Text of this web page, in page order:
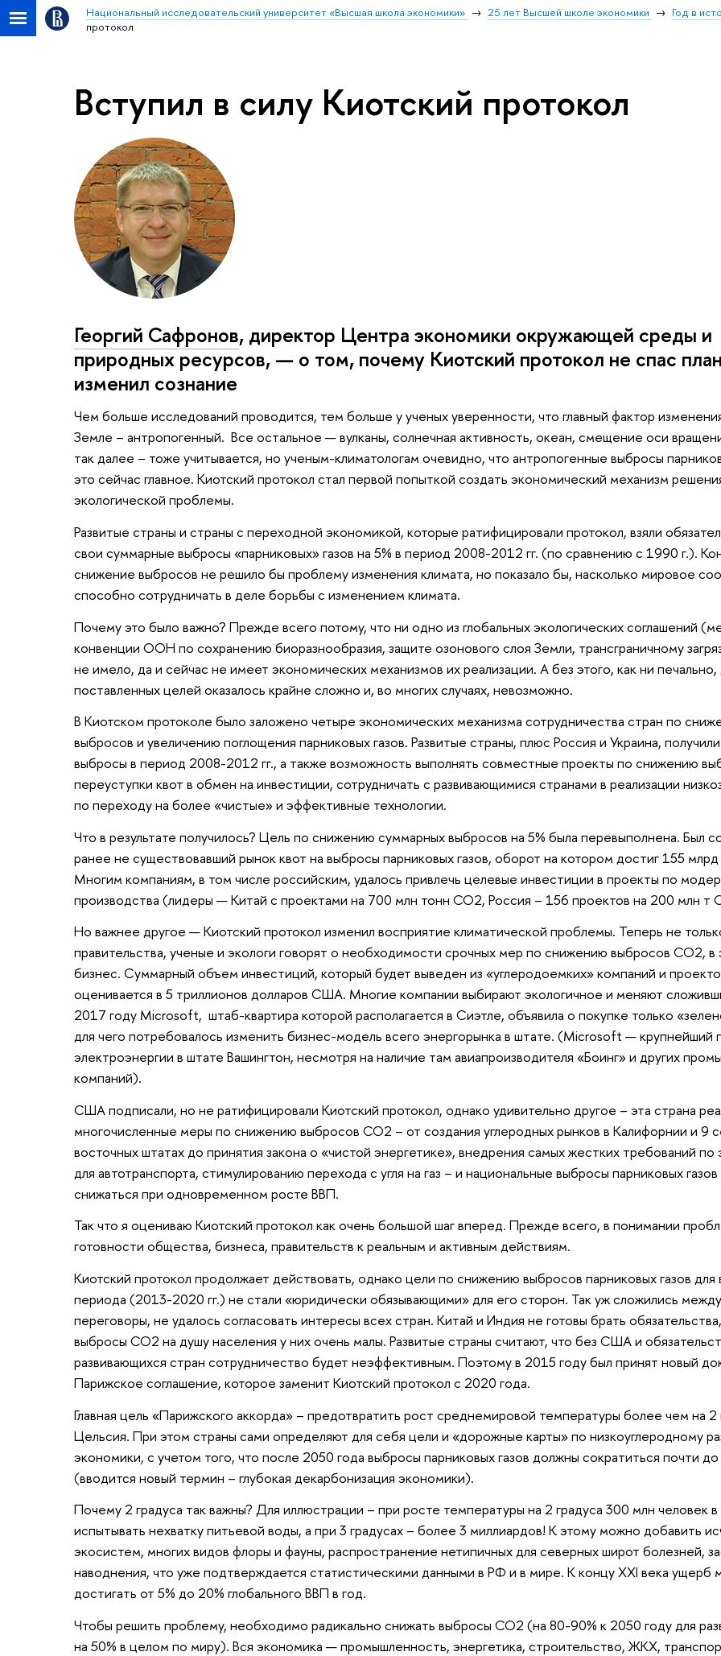
Национальный исследовательский университет «Высшая школа экономики» 25 лет Высшей школе экономики Год в
протокол
Вступил в силу Киотский протокол
Георгий Сафронов, директор Центра экономики окружающей среды и
природных ресурсов, — о том, почему Киотский протокол не спас
изменил сознание
Чем больше исследований проводится, тем больше у ученых уверенности, что главный фактор
Земле – антропогенный. Все остальное — вулканы, солнечная активность, океан, смещение оси
так далее – тоже учитывается, но ученым-климатологам очевидно, что антропогенные выбросы
это сейчас главное. Киотский протокол стал первой попыткой создать экономический механизм
экологической проблемы.
Развитые страны и страны с переходной экономикой, которые ратифицировали протокол, взяли
свои суммарные выбросы «парниковых» газов на 5% в период 2008-2012 гг. (по сравнению с 1990 г.).
снижение выбросов не решило бы проблему изменения климата, но показало бы, насколько мировое
способно сотрудничать в деле борьбы с изменением климата.
Почему это было важно? Прежде всего потому, что ни одно из глобальных экологических соглашений
конвенции ООН по сохранению биоразнообразия, защите озонового слоя Земли, трансграничному
не имело, да и сейчас не имеет экономических механизмов их реализации. А без этого, как ни печально,
поставленных целей оказалось крайне сложно и, во многих случаях, невозможно.
В Киотском протоколе было заложено четыре экономических механизма сотрудничества стран по
выбросов и увеличению поглощения парниковых газов. Развитые страны, плюс Россия и Украина,
выбросы в период 2008-2012 гг., а также возможность выполнять совместные проекты по снижению
переуступки квот в обмен на инвестиции, сотрудничать с развивающимися странами в реализации
по переходу на более «чистые» и эффективные технологии.
Что в результате получилось? Цель по снижению суммарных выбросов на 5% была перевыполнена. Был
ранее не существовавший рынок квот на выбросы парниковых газов, оборот на котором достиг 155 млрд
Многим компаниям, в том числе российским, удалось привлечь целевые инвестиции в проекты по
производства (лидеры — Китай с проектами на 700 млн тонн СО2, Россия – 156 проектов на 200 млн т
Но важнее другое — Киотский протокол изменил восприятие климатической проблемы. Теперь не
правительства, ученые и экологи говорят о необходимости срочных мер по снижению выбросов СО2, в
бизнес. Суммарный объем инвестиций, который будет выведен из «углеродоемких» компаний и
оценивается в 5 триллионов долларов США. Многие компании выбирают экологичное и меняют
2017 году Microsoft, штаб-квартира которой располагается в Сиэтле, объявила о покупке только
для чего потребовалось изменить бизнес-модель всего энергорынка в штате. (Microsoft — крупнейший
электроэнергии в штате Вашингтон, несмотря на наличие там авиапроизводителя «Боинг» и других
компаний).
США подписали, но не ратифицировали Киотский протокол, однако удивительно другое – эта страна
многочисленные меры по снижению выбросов СО2 – от создания углеродных рынков в Калифорнии и 9
восточных штатах до принятия закона о «чистой энергетике», внедрения самых жестких требований
для автотранспорта, стимулированию перехода с угля на газ – и национальные выбросы парниковых газов
снижаться при одновременном росте ВВП.
Так что я оцениваю Киотский протокол как очень большой шаг вперед. Прежде всего, в понимании
готовности общества, бизнеса, правительств к реальным и активным действиям.
Киотский протокол продолжает действовать, однако цели по снижению выбросов парниковых газов для
периода (2013-2020 гг.) не стали «юридически обязывающими» для его сторон. Так уж сложились
переговоры, не удалось согласовать интересы всех стран. Китай и Индия не готовы брать
выбросы СО2 на душу населения у них очень малы. Развитые страны считают, что без США и
развивающихся стран сотрудничество будет неэффективным. Поэтому в 2015 году был принят новый
Парижское соглашение, которое заменит Киотский протокол с 2020 года.
Главная цель «Парижского аккорда» – предотвратить рост среднемировой температуры более чем на 2
Цельсия. При этом страны сами определяют для себя цели и «дорожные карты» по низкоуглеродному
экономики, с учетом того, что после 2050 года выбросы парниковых газов должны сократиться почти до
(вводится новый термин – глубокая декарбонизация экономики).
Почему 2 градуса так важны? Для иллюстрации – при росте температуры на 2 градуса 300 млн человек
испытывать нехватку питьевой воды, а при 3 градусах – более 3 миллиардов! К этому можно добавить
экосистем, многих видов флоры и фауны, распространение нетипичных для северных широт болезней,
наводнения, что уже подтверждается статистическими данными в РФ и в мире. К концу XXI века ущерб
достигать от 5% до 20% глобального ВВП в год.
Чтобы решить проблему, необходимо радикально снижать выбросы CO2 (на 80-90% к 2050 году для
на 50% в целом по миру). Вся экономика — промышленность, энергетика, строительство, ЖКХ,